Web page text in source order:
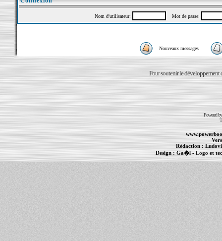
Nom d'utilisateur: Mot de passe:
Nouveaux messages
Pour soutenir le développement
Powered
Rédaction :
Design : Ga�l- Logo et